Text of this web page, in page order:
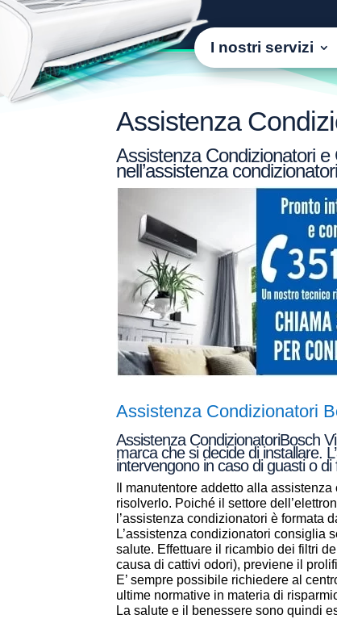
I nostri servizi
Assistenza
Assistenza Condizionatori e
nell’assistenza
Assistenza Condizionatori
Assistenza CondizionatoriBosch
marca che si decide di installare.
intervengono in caso di guasti o
Il manutentore addetto alla
risolverlo. Poiché il settore
l’assistenza condizionatori è formata
L’assistenza condizionatori consiglia
salute. Effettuare il ricambio dei filtri
causa di cattivi odori), previene il
E’ sempre possibile richiedere al
ultime normative in materia di
La salute e il benessere sono quindi